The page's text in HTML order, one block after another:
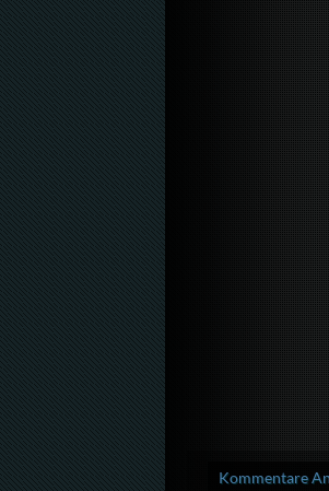
Kommentare